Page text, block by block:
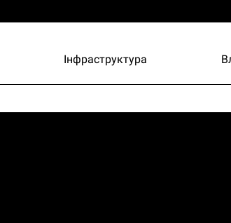
Інфраструктура